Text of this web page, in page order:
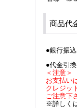
商品代
●銀行振
●代金引
＜注意＞
お支払い
クレジッ
ご注意下
※詳しく